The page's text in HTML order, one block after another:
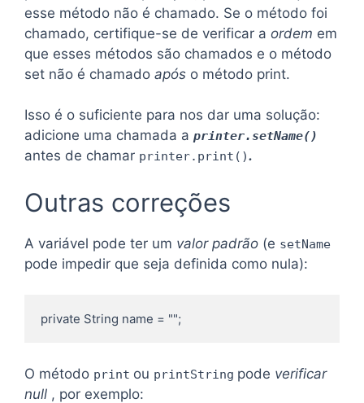
esse método não é chamado. Se o método foi
chamado, certifique-se de verificar a ordem em
que esses métodos são chamados e o método
set não é chamado após o método print.
Isso é o suficiente para nos dar uma solução:
adicione uma chamada a printer.setName()
antes de chamar printer.print().
Outras correções
A variável pode ter um valor padrão (e setName
pode impedir que seja definida como nula):
private String name = "";
O método print ou printString pode verificar
null , por exemplo: